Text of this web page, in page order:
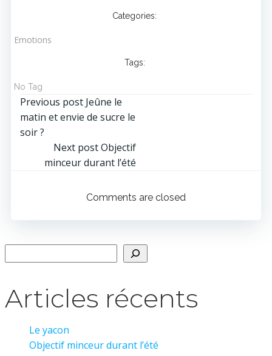
Categories:
Emotions
Tags:
No Tag
Navigation
de
l’article
Previous post Jeûne le
matin et envie de sucre le
soir ?
Navigation
l’article
Next postObjectif
minceur durant l’été
Comments are closed
Articles récents
Le yacon
Objectif minceur durant l’été